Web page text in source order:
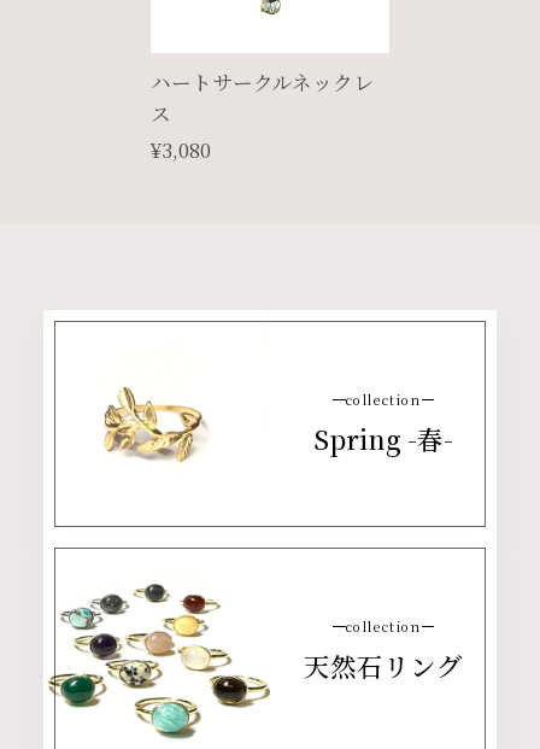
ハートサークルネックレ
ス
¥3,080
collection
Spring -春-
collection
天然石リング